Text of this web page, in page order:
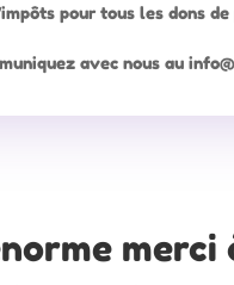
pour tous les dons
avec nous au
merci